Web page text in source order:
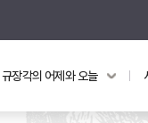
의궤와 지리
규장각의 어제와 오늘